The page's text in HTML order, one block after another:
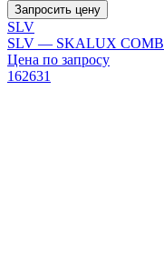
Запросить цену
SLV
SLV — SKALUX COMB
Цена по запросу
162631